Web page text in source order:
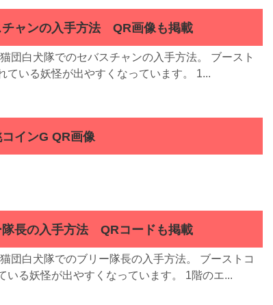
ャンの入手方法 QR画像も掲載
団白犬隊でのセバスチャンの入手方法。 ブースト
ている妖怪が出やすくなっています。 1...
インG QR画像
長の入手方法 QRコードも掲載
団白犬隊でのブリー隊長の入手方法。 ブーストコ
いる妖怪が出やすくなっています。 1階のエ...